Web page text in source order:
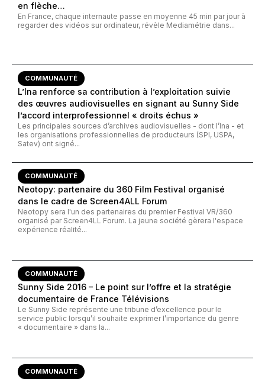
en flèche…
En France, chaque internaute passe en moyenne 45 min par jour à
regarder des vidéos sur ordinateur, révèle Mediamétrie dans...
COMMUNAUTÉ
L’Ina renforce sa contribution à l’exploitation suivie
des œuvres audiovisuelles en signant au Sunny Side
l’accord interprofessionnel « droits échus »
Les principales sources d’archives audiovisuelles - dont l’Ina - et
les organisations professionnelles de producteurs (SPI, USPA,
Satev) ont signé...
COMMUNAUTÉ
Neotopy: partenaire du 360 Film Festival organisé
dans le cadre de Screen4ALL Forum
Neotopy sera l'un des partenaires du premier Festival VR/360
organisé par Screen4LL Forum. La jeune société gèrera l'espace
expérience réalité...
COMMUNAUTÉ
Sunny Side 2016 – Le point sur l’offre et la stratégie
documentaire de France Télévisions
Le Sunny Side représente une tribune d’excellence pour le
service public lorsqu’il souhaite exprimer l’importance du genre
« documentaire » dans la...
COMMUNAUTÉ